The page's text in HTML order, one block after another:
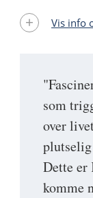
som
over
plutselig
Dette er
komme
Vis info